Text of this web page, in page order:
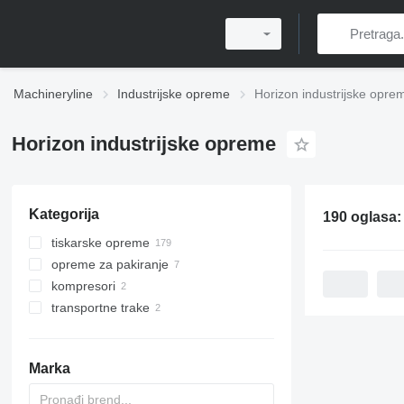
Machineryline Industrijske opreme Horizon industrijske
Horizon industrijske opreme
Kategorija
tiskarske opreme
strojevi za posttiskanje
strojevi za slaganje papira
savijacice papira
okretači hrpe
printeri
strojevi za digitalni tisak
ostali tiskarski strojevi
opreme za pakiranje
strojevi za lepljenje kutija
kompresori
stacionarni kompresori
transportne trake
Marka
190 oglasa: